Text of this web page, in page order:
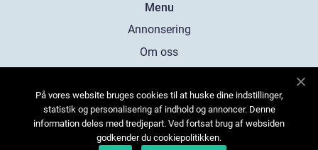
Menu
Annonsering
Om oss
Kontakta oss
Sitemap
På vores website bruges cookies til at huske dine indstillinger,
statistik og personalisering af indhold og annoncer. Denne
information deles med tredjepart. Ved fortsat brug af websiden
godkender du cookiepolitikken.